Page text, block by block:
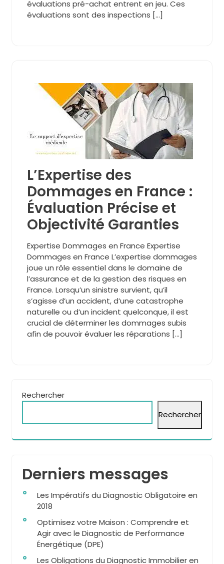
évaluations pré-achat entrent en jeu. Ces
évaluations sont des inspections […]
L’Expertise des
Dommages en France :
Évaluation Précise et
Objectivité Garanties
Expertise Dommages en France Expertise
Dommages en France L’expertise dommages
joue un rôle essentiel dans le domaine de
l’assurance et de la gestion des risques en
France. Lorsqu’un sinistre survient, qu’il
s’agisse d’un accident, d’une catastrophe
naturelle ou d’un incident quelconque, il est
crucial de déterminer les dommages subis
afin de pouvoir évaluer les réparations […]
Rechercher
Rechercher
Derniers messages
Les Impératifs du Diagnostic Obligatoire en
2018
Optimisez votre Maison : Comprendre et
Agir avec le Diagnostic de Performance
Énergétique (DPE)
Les Obligations du Diagnostic Immobilier en